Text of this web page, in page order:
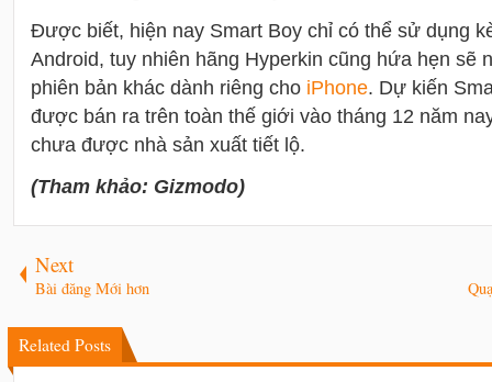
Được biết, hiện nay Smart Boy chỉ có thể sử dụng
Android, tuy nhiên hãng Hyperkin cũng hứa hẹn sẽ
phiên bản khác dành riêng cho iPhone. Dự kiến
được bán ra trên toàn thế giới vào tháng 12 năm
chưa được nhà sản xuất tiết lộ.
(Tham khảo: Gizmodo)
Next
Bài đăng Mới hơn
Related Posts